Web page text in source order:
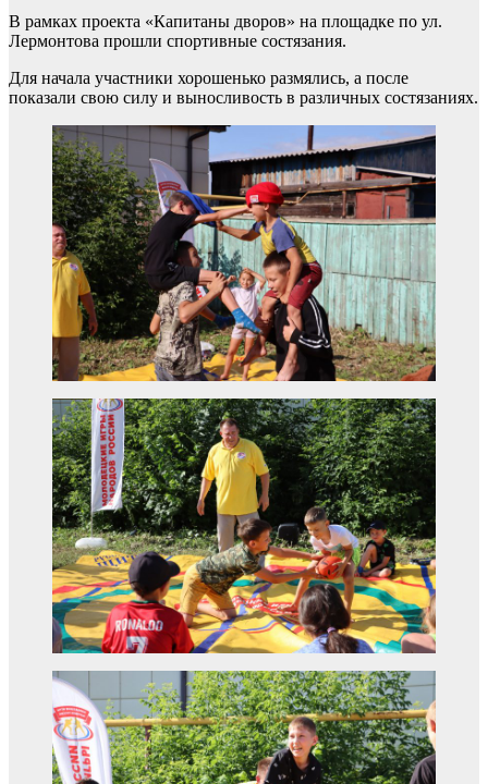
В рамках проекта «Капитаны дворов» на площадке по ул.
Лермонтова прошли спортивные состязания.
Для начала участники хорошенько размялись, а после
показали свою силу и выносливость в различных состязаниях.